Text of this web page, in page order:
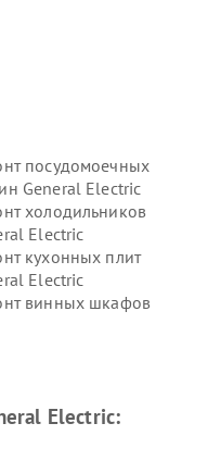
посудомоечных
General Electric
холодильников
Electric
кухонных плит
Electric
винных шкафов
Electric
Electric: